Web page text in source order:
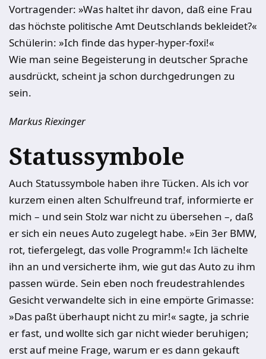
Vortragender: »Was haltet ihr davon, daß eine Frau
das höchste politische Amt Deutschlands bekleidet?«
Schülerin: »Ich finde das hyper-hyper-foxi!«
Wie man seine Begeisterung in deutscher Sprache
ausdrückt, scheint ja schon durchgedrungen zu
sein.
Markus Riexinger
Statussymbole
Auch Statussymbole haben ihre Tücken. Als ich vor
kurzem einen alten Schulfreund traf, informierte er
mich – und sein Stolz war nicht zu übersehen –, daß
er sich ein neues Auto zugelegt habe. »Ein 3er BMW,
rot, tiefergelegt, das volle Programm!« Ich lächelte
ihn an und versicherte ihm, wie gut das Auto zu ihm
passen würde. Sein eben noch freudestrahlendes
Gesicht verwandelte sich in eine empörte Grimasse:
»Das paßt überhaupt nicht zu mir!« sagte, ja schrie
er fast, und wollte sich gar nicht wieder beruhigen;
erst auf meine Frage, warum er es dann gekauft